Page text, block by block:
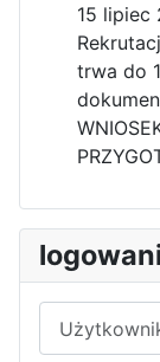
15 lipiec
trwa do